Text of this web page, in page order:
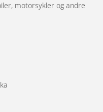
finnes også 3-LED-
n Play-system, velg
sortimentet.
motorsykler og andre